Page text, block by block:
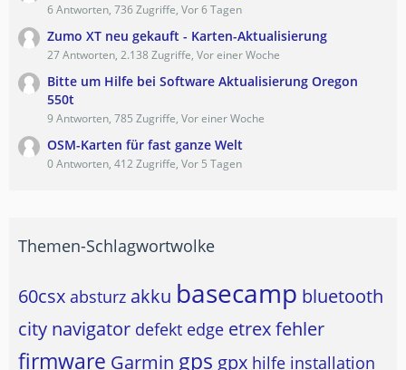
6 Antworten, 736 Zugriffe, Vor 6 Tagen
Zumo XT neu gekauft - Karten-Aktualisierung
27 Antworten, 2.138 Zugriffe, Vor einer Woche
Bitte um Hilfe bei Software Aktualisierung Oregon
550t
9 Antworten, 785 Zugriffe, Vor einer Woche
OSM-Karten für fast ganze Welt
0 Antworten, 412 Zugriffe, Vor 5 Tagen
Themen-Schlagwortwolke
60csx absturz akku basecamp bluetooth
city navigator defekt edge etrexfehler
firmware Garmin gps gpx hilfe installation